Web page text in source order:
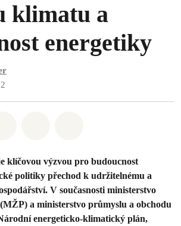
klimatu a
energetiky
klíčovou výzvou pro budoucnost
politiky přechod k udržitelnému a
V současnosti ministerstvo
a ministerstvo průmyslu a obchodu
energeticko-klimatický plán,